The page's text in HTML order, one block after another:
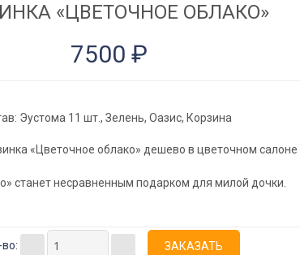
«ЦВЕТОЧНОЕ ОБЛАКО»
7500 ₽
Эустома 11 шт., Зелень, Оазис, Корзина
«Цветочное облако» дешево в цветочном салоне
станет несравненным подарком для милой дочки.